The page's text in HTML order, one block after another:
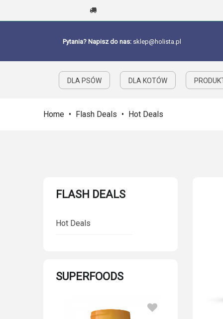
Pytania? Napisz do nas: sklep@holista.pl
DLA PSÓW DLA KOTÓW
Home • Flash Deals • Hot Deals
FLASH DEALS
Hot Deals
SUPERFOODS